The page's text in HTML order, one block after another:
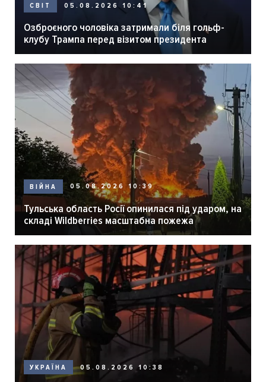
СВІТ 05.08.2026 10:41
Озброєного чоловіка затримали біля гольф-
клубу Трампа перед візитом президента
ВІЙНА 05.08.2026 10:39
Тульська область Росії опинилася під ударом, на
складі Wildberries масштабна пожежа
УКРАЇНА 05.08.2026 10:38